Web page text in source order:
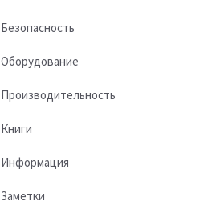
Безопасность
Оборудование
Производительность
Книги
Информация
Заметки